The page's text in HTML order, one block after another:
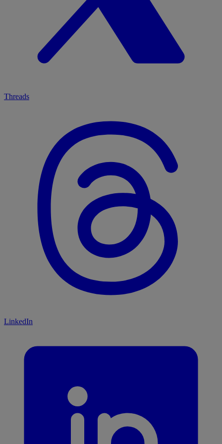
Threads
LinkedIn